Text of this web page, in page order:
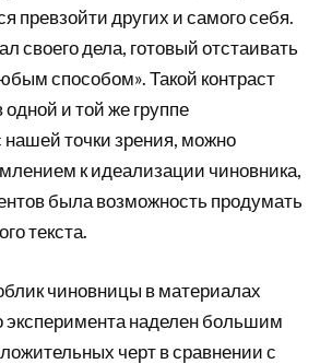
превзойти других и самого себя.
своего дела, готовый отстаивать
способом». Такой контраст
одной и той же группе
нашей точки зрения, можно
к идеализации чиновника,
была возможность продумать
текста.
чиновницы в материалах
эксперимента наделен большим
черт в сравнении с